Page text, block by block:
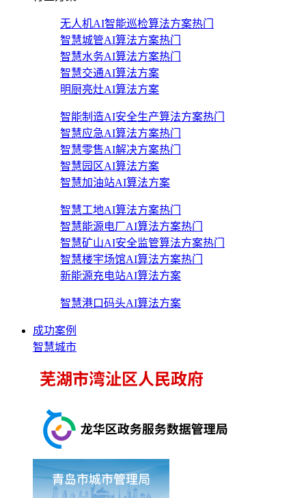
无人机AI智能巡检算法方案热门
智慧城管AI算法方案热门
智慧水务AI算法方案热门
智慧交通AI算法方案
明厨亮灶AI算法方案
智能制造AI安全生产算法方案热门
智慧应急AI算法方案热门
智慧零售AI解决方案热门
智慧园区AI算法方案
智慧加油站AI算法方案
智慧工地AI算法方案热门
智慧能源电厂AI算法方案热门
智慧矿山AI安全监管算法方案热门
智慧楼宇场馆AI算法方案热门
新能源充电站AI算法方案
智慧港口码头AI算法方案
成功案例
智慧城市